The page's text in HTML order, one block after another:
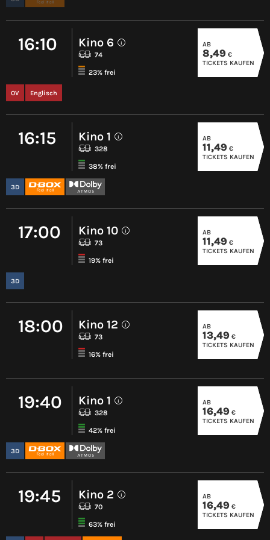
16:10 Kino 6 i
74
23% frei
OV Englisch
AB
8,49 €
TICKETS KAUFEN
16:15 Kino 1 i
328
38% frei
3D
AB
11,49 €
TICKETS KAUFEN
17:00 Kino 10 i
73
19% frei
3D
AB
11,49 €
TICKETS KAUFEN
18:00 Kino 12 i
73
16% frei
AB
13,49 €
TICKETS KAUFEN
19:40 Kino 1 i
328
42% frei
3D
AB
16,49 €
TICKETS KAUFEN
19:45 Kino 2 i
70
63% frei
AB
16,49 €
TICKETS KAUFEN